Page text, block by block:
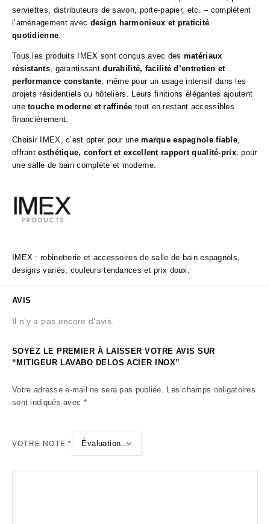
serviettes, distributeurs de savon, porte-papier, etc. – complètent
l’aménagement avec design harmonieux et praticité
quotidienne.
Tous les produits IMEX sont conçus avec des matériaux
résistants, garantissantdurabilité, facilité d’entretien et
performance constante, même pour un usage intensif dans les
projets résidentiels ou hôteliers. Leurs finitions élégantes ajoutent
unetouche moderne et raffinée tout en restant accessibles
financièrement.
Choisir IMEX, c’est opter pour unemarque espagnole fiable,
offrantesthétique, confort et excellent rapport qualité-prix, pour
une salle de bain complète et moderne.
IMEX : robinetterie et accessoires de salle de bain espagnols,
designs variés, couleurs tendances et prix doux.
AVIS
Il n’y a pas encore d’avis.
SOYEZ LE PREMIER À LAISSER VOTRE AVIS SUR
“MITIGEUR LAVABO DELOS ACIER INOX”
Votre adresse e-mail ne sera pas publiée. Les champs obligatoires
sont indiqués avec *
VOTRE NOTE*